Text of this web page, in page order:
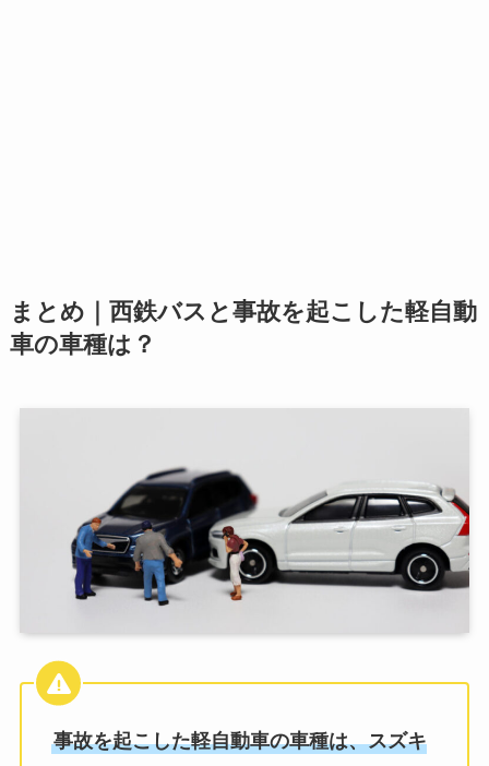
まとめ｜西鉄バスと事故を起こした軽自動
車の車種は？
事故を起こした軽自動車の車種は、スズキ